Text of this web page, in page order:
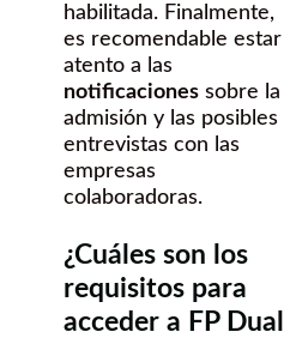
habilitada. Finalmente,
es recomendable estar
atento a las
notificaciones sobre la
admisión y las posibles
entrevistas con las
empresas
colaboradoras.
¿Cuáles son los
requisitos para
acceder a FP Dual